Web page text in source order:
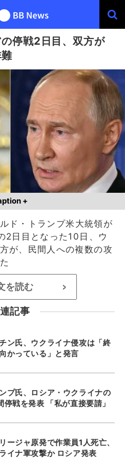
停戦2日目、双方が
+
ド・トランプ米大統領が
2日目となった10日、ウ
が、民間人への複数の攻
を読む >
記事
ン氏、ウクライナ侵攻は「終
かっている」と発言
プ氏、ロシア・ウクライナの
停戦を発表 「私が直接要請」
ージャ原発で作業員1人死亡、
イナ軍攻撃か ロシア発表